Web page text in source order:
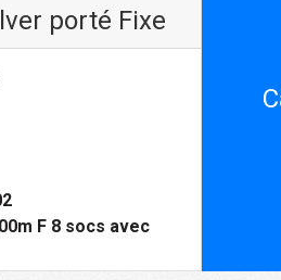
porté Fixe
F 8 socs avec